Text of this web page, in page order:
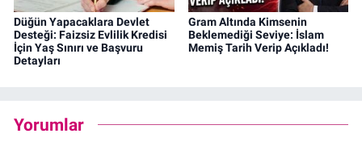
Düğün Yapacaklara Devlet
Desteği: Faizsiz Evlilik Kredisi
İçin Yaş Sınırı ve Başvuru
Detayları
Gram Altında Kimsenin
Beklemediği Seviye: İslam
Memiş Tarih Verip Açıkladı!
Yorumlar